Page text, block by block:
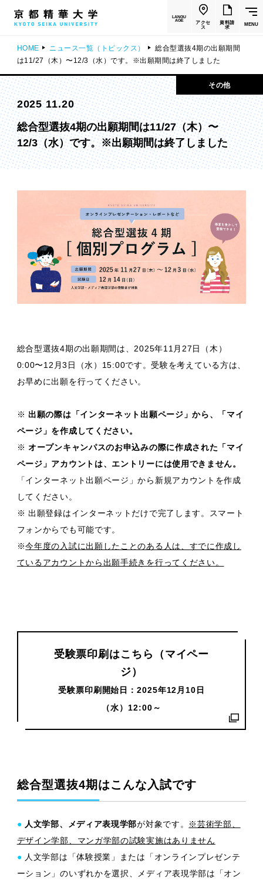
LANGU
AGE
アクセ
ス
資料請
求
MENU
HOME ニュース一覧（トピックス）
総合型選抜4期の出願期間
は11/27（木）〜12/3（水）です。※出願期間は終了しました
その他
2025 11.20
総合型選抜4期の出願期間は11/27（木）〜
12/3（水）です。※出願期間は終了しました
総合型選抜4期の出願期間は、2025年11月27日（木）
0:00〜12月3日（水）15:00です。受験を考えている方は、
お早めに出願を行ってください。
※ 出願の際は「インターネット出願ページ」から、「マイ
ページ」を作成してください。
※オープンキャンパスのお申込みの際に作成された「マイ
ページ」アカウントは、エントリーには使用できません。
「インターネット出願ページ」から新規アカウントを作成
してください。
※ 出願登録はインターネットだけで完了します。スマート
フォンからでも可能です。
※今年度の入試に出願したことのある人は、すでに作成し
ているアカウントから出願手続きを行ってください。
受験票印刷はこちら（マイペー
ジ）
受験票印刷開始日：2025年12月10日
（水）12:00～
総合型選抜4期はこんな入試です
● 人文学部、メディア表現学部が対象です。
※芸術学部、
デザイン学部、マンガ学部の試験実施はありません
● 人文学部は「体験授業」または「オンラインプレゼンテ
ーション」のいずれかを選択、メディア表現学部は「オン